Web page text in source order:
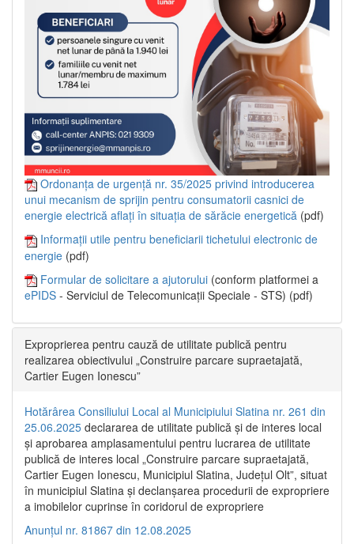
Ordonanța de urgență nr. 35/2025 privind introducerea
unui mecanism de sprijin pentru consumatorii casnici de
energie electrică aflați în situația de sărăcie energetică (pdf)
Informații utile pentru beneficiarii tichetului electronic de
energie (pdf)
Formular de solicitare a ajutorului (conform platformei a
ePIDS - Serviciul de Telecomunicații Speciale - STS) (pdf)
Exproprierea pentru cauză de utilitate publică pentru
realizarea obiectivului „Construire parcare supraetajată,
Cartier Eugen Ionescu”
Hotărârea Consiliului Local al Municipiului Slatina nr. 261 din
25.06.2025 declararea de utilitate publică și de interes local
și aprobarea amplasamentului pentru lucrarea de utilitate
publică de interes local „Construire parcare supraetajată,
Cartier Eugen Ionescu, Municipiul Slatina, Județul Olt”, situat
în municipiul Slatina și declanșarea procedurii de expropriere
a imobilelor cuprinse în coridorul de expropriere
Anunțul nr. 81867 din 12.08.2025